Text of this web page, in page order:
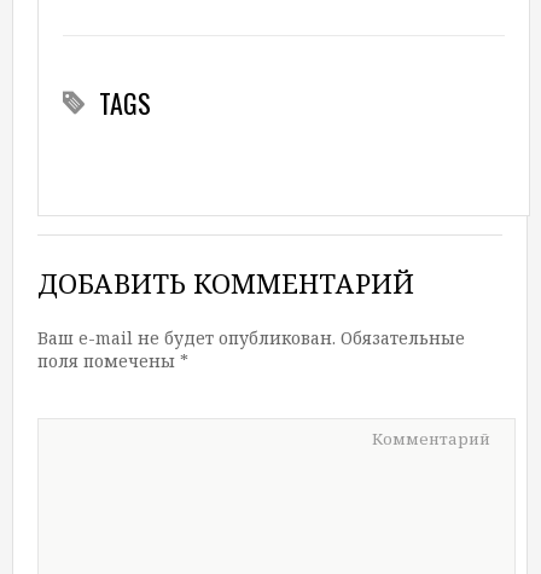
TAGS
ДОБАВИТЬ КОММЕНТАРИЙ
Ваш e-mail не будет опубликован. Обязательные
поля помечены *
Комментарий